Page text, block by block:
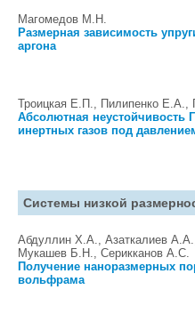
Магомедов М.Н.
Размерная зависимость
аргона
Троицкая Е.П., Пилипенко Е.А.,
Абсолютная неустойчивость
инертных газов под
Системы низкой
Абдуллин Х.А., Азаткалиев
Мукашев Б.Н., Серикканов А.С.
Получение наноразмерных
вольфрама